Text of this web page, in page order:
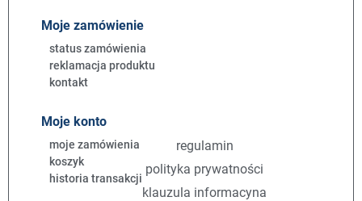
Moje zamówienie
status zamówienia
reklamacja produktu
kontakt
Moje konto
moje zamówienia
koszyk
historia transakcji
regulamin
polityka prywatności
klauzula informacyna